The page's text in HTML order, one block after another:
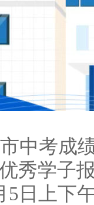
考成绩
秀学子
5日上下